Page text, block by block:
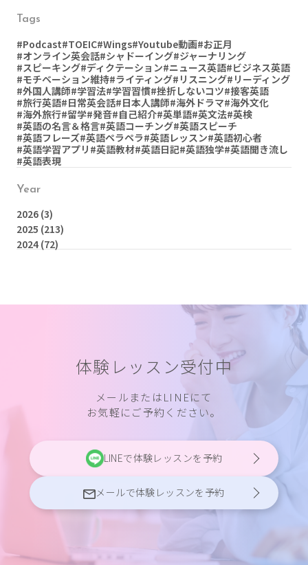
Tags
#Podcast#TOEIC#Wings#Youtube動画#お正月
#オンライン英会話#シャドーイング#ジャーナリング
#スピーキング#ディクテーション#ニュース英語#ビジネス英語
#モチベーション維持#ライティング#リスニング#リーディング
#外国人講師#学習法#学習習慣#挫折しないコツ#接客英語
#旅行英語#日常英会話#日本人講師#海外ドラマ#海外文化
#海外旅行#留学#発音#自己紹介#英単語#英文法#英検
#英語の名言＆格言#英語コーチング#英語スピーチ
#英語フレーズ#英語ペラペラ#英語レッスン#英語初心者
#英語学習アプリ #英語教材#英語日記#英語独学#英語聞き流し
#英語表現
Year
2026 (3)
2025 (213)
2024(72)
体験レッスン受付中
メールまたはLINEにて
お気軽にご予約ください。
LINEで体験レッスンを予約
メールで体験レッスンを予約